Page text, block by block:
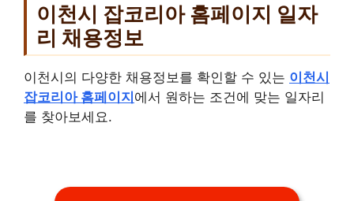
이천시 잡코리아 홈페이지 일자
리 채용정보
이천시의 다양한 채용정보를 확인할 수 있는 이천시
잡코리아 홈페이지 에서 원하는 조건에 맞는 일자리
를 찾아보세요.